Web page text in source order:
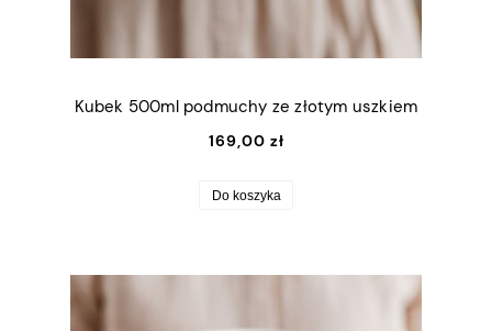
Kubek 500ml podmuchy ze złotym uszkiem
169,00 zł
Do koszyka